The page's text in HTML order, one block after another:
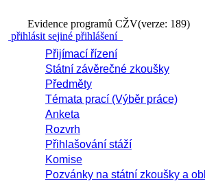
Evidence programů CŽV(verze: 189)
přihlásit sejiné přihlášení
Přijímací řízení
Státní závěrečné zkoušky
Předměty
Témata prací (Výběr práce)
Anketa
Rozvrh
Přihlašování stáží
Komise
Pozvánky na státní zkoušky a